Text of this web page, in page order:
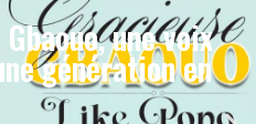
une voix
génération en